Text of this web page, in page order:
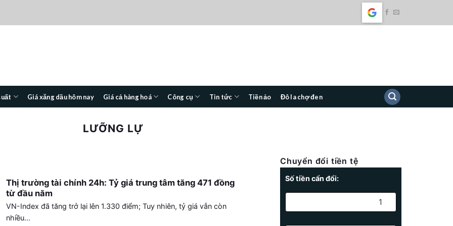
Giá xăng dầu hôm nay Giá cả hàng hoá Công cụ Tin tức Tiền ảo Đô la chợ đen
LƯỠNG LỰ
Thị trường tài chính 24h: Tỷ giá trung tâm tăng 471 đồng
từ đầu năm
VN-Index đã tăng trở lại lên 1.330 điểm; Tuy nhiên, tỷ giá vẫn còn
nhiều...
Chuyển đổi tiền tệ
Số tiền cẩn đổi: